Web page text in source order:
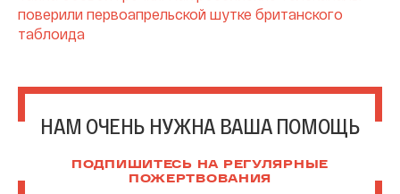
поверили первоапрельской шутке британского
таблоида
НАМ ОЧЕНЬ НУЖНА ВАША ПОМОЩЬ
ПОДПИШИТЕСЬ НА РЕГУЛЯРНЫЕ
ПОЖЕРТВОВАНИЯ